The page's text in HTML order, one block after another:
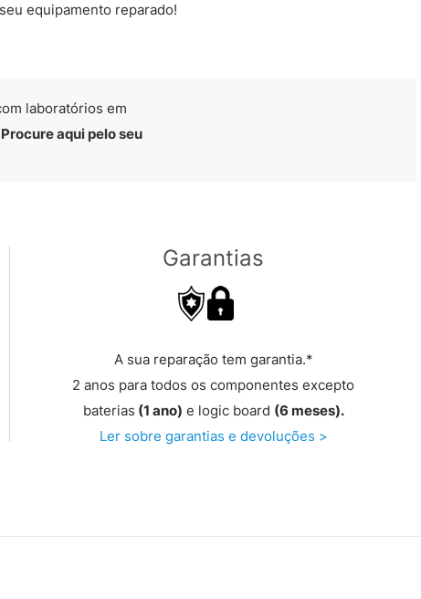
equipamento reparado!
laboratórios em
Procure aqui pelo seu
Garantias
A sua reparação tem garantia.*
2 anos para todos os componentes excepto
baterias (1 ano) e logic board (6 meses).
Ler sobre garantias e devoluções >